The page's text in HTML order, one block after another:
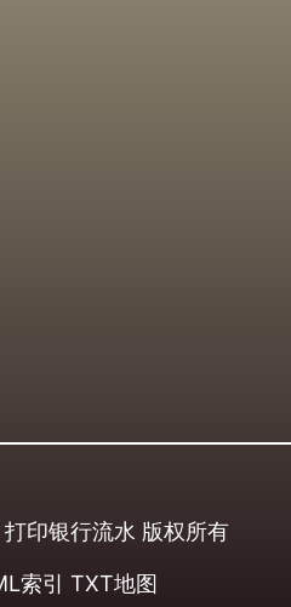
打印银行流水 版权所有
索引 TXT地图